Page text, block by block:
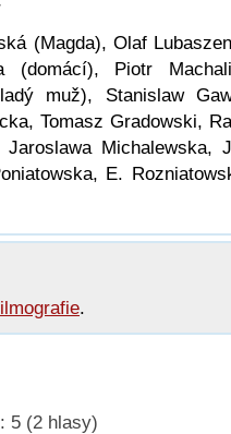
(Magda), Olaf
(domácí), Piotr
muž), Stanislaw
Tomasz Gradowski,
Michalewska,
E.
.
5 (2 hlasy)